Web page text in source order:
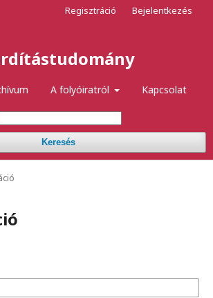
A folyóiratról Kapcsolat
Keresés
Regisztráció Bejelentkezés